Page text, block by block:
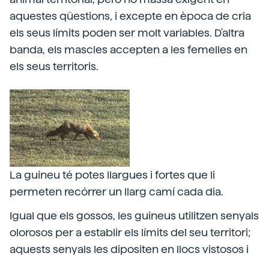
aquestes qüestions, i excepte en època de cria
els seus límits poden ser molt variables. D'altra
banda, els mascles accepten a les femelles en
els seus territoris.
La guineu té potes llargues i fortes que li
permeten recórrer un llarg camí cada dia.
Igual que els gossos, les guineus utilitzen senyals
olorosos per a establir els límits del seu territori;
aquests senyals les dipositen en llocs vistosos i